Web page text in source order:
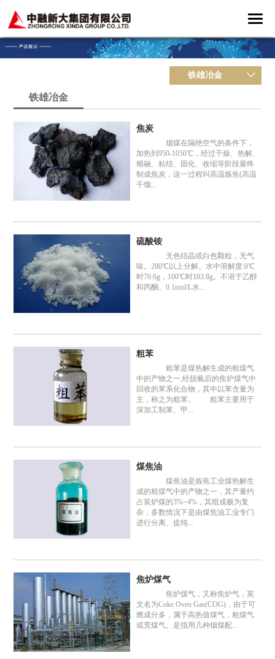
铁雄冶金
铁雄冶金
焦炭
烟煤在隔绝空气的条件下，
加热到950-1050℃，经过干燥、热解、
熔融、粘结、固化、收缩等阶段最终
制成焦炭，这一过程叫高温炼焦(高温
干馏...
硫酸铵
无色结晶或白色颗粒，无气
味。280℃以上分解。水中溶解度:0℃
时70.6g，100℃时103.8g。不溶于乙醇
和丙酮。0.1mol/L水...
粗苯
粗苯是煤热解生成的粗煤气
中的产物之一,经脱氨后的焦炉煤气中
回收的苯系化合物，其中以苯含量为
主，称之为粗苯。 粗苯主要用于
深加工制苯、甲...
煤焦油
煤焦油是炼焦工业煤热解生
成的粗煤气中的产物之一，其产量约
占装炉煤的3%~4%，其组成极为复
杂，多数情况下是由煤焦油工业专门
进行分离、提纯...
焦炉煤气
焦炉煤气，又称焦炉气，英
文名为Coke Oven Gas(COG)，由于可
燃成分多，属于高热值煤气，粗煤气
或荒煤气。是指用几种烟煤配...